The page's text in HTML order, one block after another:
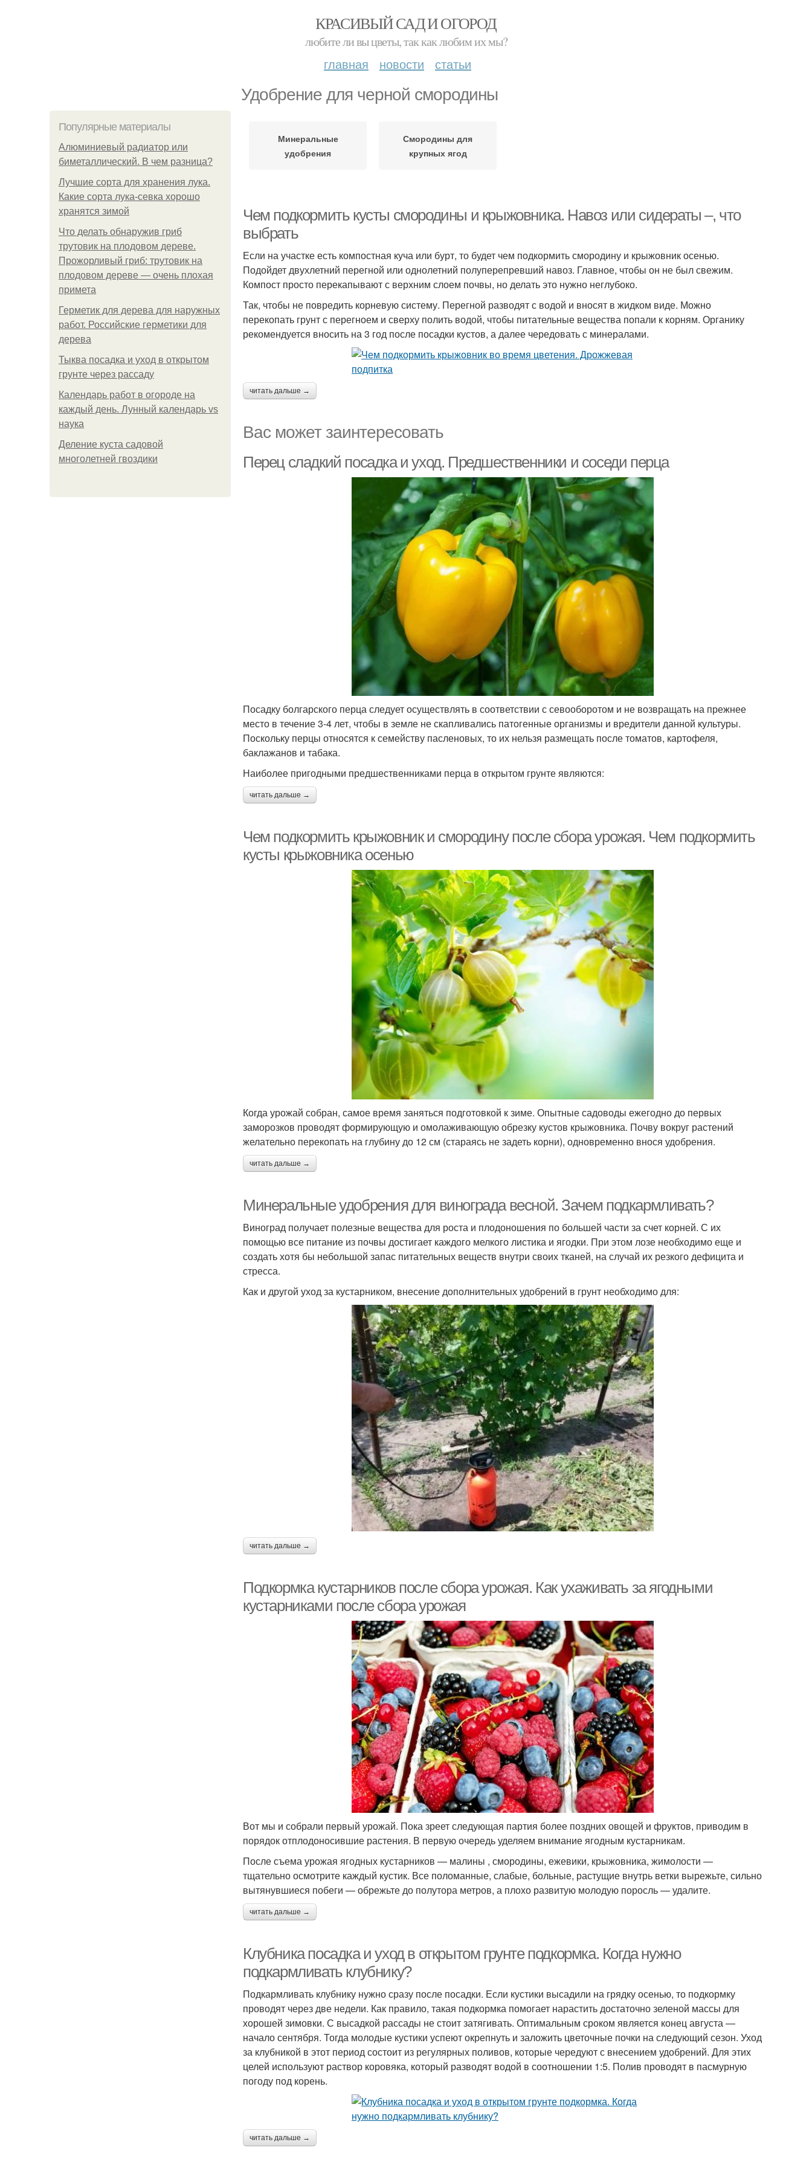
КРАСИВЫЙ САД И ОГОРОД
любите ли вы цветы, так как любим их мы?
главная новости статьи
Удобрение для черной смородины
Популярные материалы
Алюминиевый радиатор или
биметаллический. В чем разница?
Лучшие сорта для хранения лука.
Какие сорта лука-севка хорошо
хранятся зимой
Что делать обнаружив гриб
трутовик на плодовом дереве.
Прожорливый гриб: трутовик на
плодовом дереве — очень плохая
примета
Герметик для дерева для наружных
работ. Российские герметики для
дерева
Тыква посадка и уход в открытом
грунте через рассаду
Календарь работ в огороде на
каждый день. Лунный календарь vs
наука
Деление куста садовой
многолетней гвоздики
Минеральные
удобрения
Смородины для
крупных ягод
Чем подкормить кусты смородины и крыжовника. Навоз или сидераты –, что
выбрать
Если на участке есть компостная куча или бурт, то будет чем подкормить смородину и крыжовник осенью.
Подойдет двухлетний перегной или однолетний полуперепревший навоз. Главное, чтобы он не был свежим.
Компост просто перекапывают с верхним слоем почвы, но делать это нужно неглубоко.
Так, чтобы не повредить корневую систему. Перегной разводят с водой и вносят в жидком виде. Можно
перекопать грунт с перегноем и сверху полить водой, чтобы питательные вещества попали к корням. Органику
рекомендуется вносить на 3 год после посадки кустов, а далее чередовать с минералами.
читать дальше →
Вас может заинтересовать
Перец сладкий посадка и уход. Предшественники и соседи перца
Посадку болгарского перца следует осуществлять в соответствии с севооборотом и не возвращать на прежнее
место в течение 3-4 лет, чтобы в земле не скапливались патогенные организмы и вредители данной культуры.
Поскольку перцы относятся к семейству пасленовых, то их нельзя размещать после томатов, картофеля,
баклажанов и табака.
Наиболее пригодными предшественниками перца в открытом грунте являются:
читать дальше →
Чем подкормить крыжовник и смородину после сбора урожая. Чем подкормить
кусты крыжовника осенью
Когда урожай собран, самое время заняться подготовкой к зиме. Опытные садоводы ежегодно до первых
заморозков проводят формирующую и омолаживающую обрезку кустов крыжовника. Почву вокруг растений
желательно перекопать на глубину до 12 см (стараясь не задеть корни), одновременно внося удобрения.
читать дальше →
Минеральные удобрения для винограда весной. Зачем подкармливать?
Виноград получает полезные вещества для роста и плодоношения по большей части за счет корней. С их
помощью все питание из почвы достигает каждого мелкого листика и ягодки. При этом лозе необходимо еще и
создать хотя бы небольшой запас питательных веществ внутри своих тканей, на случай их резкого дефицита и
стресса.
Как и другой уход за кустарником, внесение дополнительных удобрений в грунт необходимо для:
читать дальше →
Подкормка кустарников после сбора урожая. Как ухаживать за ягодными
кустарниками после сбора урожая
Вот мы и собрали первый урожай. Пока зреет следующая партия более поздних овощей и фруктов, приводим в
порядок отплодоносившие растения. В первую очередь уделяем внимание ягодным кустарникам.
После съема урожая ягодных кустарников — малины , смородины, ежевики, крыжовника, жимолости —
тщательно осмотрите каждый кустик. Все поломанные, слабые, больные, растущие внутрь ветки вырежьте, сильно
вытянувшиеся побеги — обрежьте до полутора метров, а плохо развитую молодую поросль — удалите.
читать дальше →
Клубника посадка и уход в открытом грунте подкормка. Когда нужно
подкармливать клубнику?
Подкармливать клубнику нужно сразу после посадки. Если кустики высадили на грядку осенью, то подкормку
проводят через две недели. Как правило, такая подкормка помогает нарастить достаточно зеленой массы для
хорошей зимовки. С высадкой рассады не стоит затягивать. Оптимальным сроком является конец августа —
начало сентября. Тогда молодые кустики успеют окрепнуть и заложить цветочные почки на следующий сезон. Уход
за клубникой в этот период состоит из регулярных поливов, которые чередуют с внесением удобрений. Для этих
целей используют раствор коровяка, который разводят водой в соотношении 1:5. Полив проводят в пасмурную
погоду под корень.
читать дальше →